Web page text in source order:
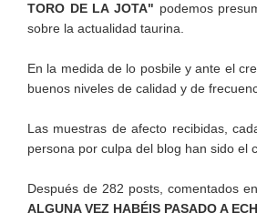
TORO DE LA JOTA" podemos
sobre la actualidad taurina.
En la medida de lo posbile y ante el
buenos niveles de calidad y de
Las muestras de afecto recibidas,
persona por culpa del blog han sido el
Después de 282 posts, comentados
ALGUNA VEZ HABÉIS PASADO A